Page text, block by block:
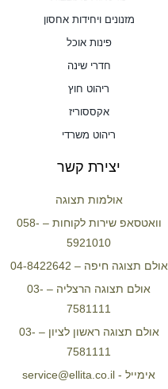
מזנונים ויחידות אחסון
פינות אוכל
חדרי שינה
ריהוט חוץ
אקססוריז
ריהוט משרדי
יצירת קשר
אולמות תצוגה
וואטסאפ שירות לקוחות – 058-
5921010
אולם תצוגה חיפה – 04-8422642
אולם תצוגה הרצליה – 03-
7581111
אולם תצוגה ראשון לציון – 03-
7581111
אימייל - service@ellita.co.il